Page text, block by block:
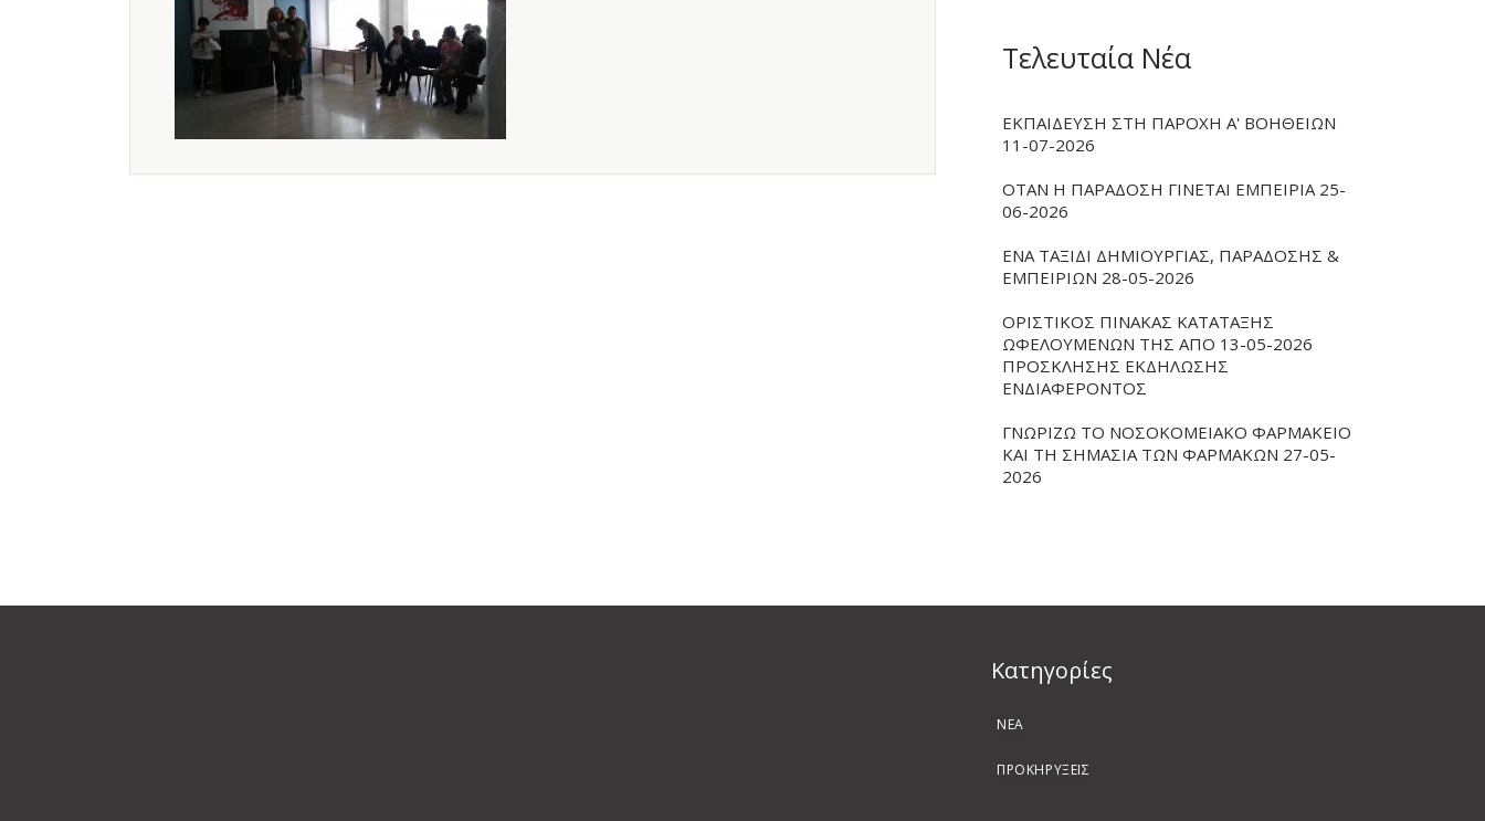
Τελευταία Νέα
ΕΚΠΑΙΔΕΥΣΗ ΣΤΗ ΠΑΡΟΧΗ Α' ΒΟΗΘΕΙΩΝ
11-07-2026
ΟΤΑΝ Η ΠΑΡΑΔΟΣΗ ΓΙΝΕΤΑΙ ΕΜΠΕΙΡΙΑ 25-
06-2026
ΕΝΑ ΤΑΞΙΔΙ ΔΗΜΙΟΥΡΓΙΑΣ, ΠΑΡΑΔΟΣΗΣ &
ΕΜΠΕΙΡΙΩΝ 28-05-2026
ΟΡΙΣΤΙΚΟΣ ΠΙΝΑΚΑΣ ΚΑΤΑΤΑΞΗΣ
ΩΦΕΛΟΥΜΕΝΩΝ ΤΗΣ ΑΠΟ 13-05-2026
ΠΡΟΣΚΛΗΣΗΣ ΕΚΔΗΛΩΣΗΣ
ΕΝΔΙΑΦΕΡΟΝΤΟΣ
ΓΝΩΡΙΖΩ ΤΟ ΝΟΣΟΚΟΜΕΙΑΚΟ ΦΑΡΜΑΚΕΙΟ
ΚΑΙ ΤΗ ΣΗΜΑΣΙΑ ΤΩΝ ΦΑΡΜΑΚΩΝ 27-05-
2026
Kατηγορίες
ΝΕΑ
ΠΡΟΚΗΡΥΞΕΙΣ